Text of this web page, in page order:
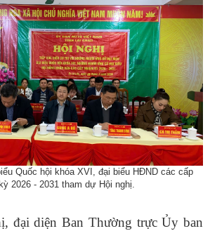
Quốc hội khóa XVI, đại biểu HĐND các cấp
2026 - 2031 tham dự Hội nghị.
đại diện Ban Thường trực Ủy ban